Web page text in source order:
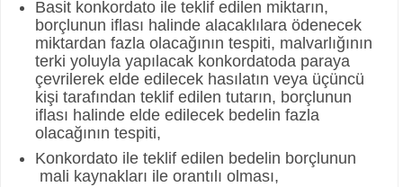
Basit konkordato ile teklif edilen miktarın,
borçlunun iflası halinde alacaklılara ödenecek
miktardan fazla olacağının tespiti, malvarlığının
terki yoluyla yapılacak konkordatoda paraya
çevrilerek elde edilecek hasılatın veya üçüncü
kişi tarafından teklif edilen tutarın, borçlunun
iflası halinde elde edilecek bedelin fazla
olacağının tespiti,
Konkordato ile teklif edilen bedelin borçlunun
mali kaynakları ile orantılı olması,